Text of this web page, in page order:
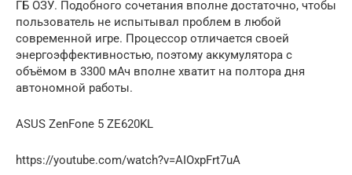
ГБ ОЗУ. Подобного сочетания вполне достаточно, чтобы
пользователь не испытывал проблем в любой
современной игре. Процессор отличается своей
энергоэффективностью, поэтому аккумулятора с
объёмом в 3300 мАч вполне хватит на полтора дня
автономной работы.
ASUS ZenFone 5 ZE620KL
https://youtube.com/watch?v=AIOxpFrt7uA